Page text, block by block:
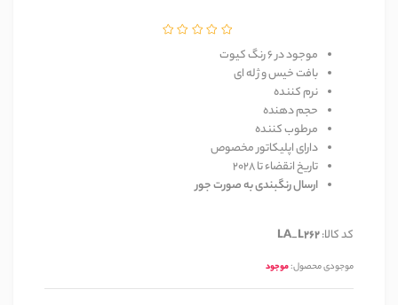
موجود در 6 رنگ کیوت
بافت خیس و ژله ای
نرم کننده
حجم دهنده
مرطوب کننده
دارای اپلیکاتور مخصوص
تاریخ انقضاء تا 2028
ارسال رنگبندی به صورت جور
کد کالا:LA_L262
موجودی محصول:موجود